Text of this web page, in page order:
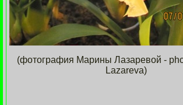
(фотография Марины Лазаревой -
Lazareva)